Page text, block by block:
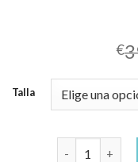
€
Talla
pantalon flare